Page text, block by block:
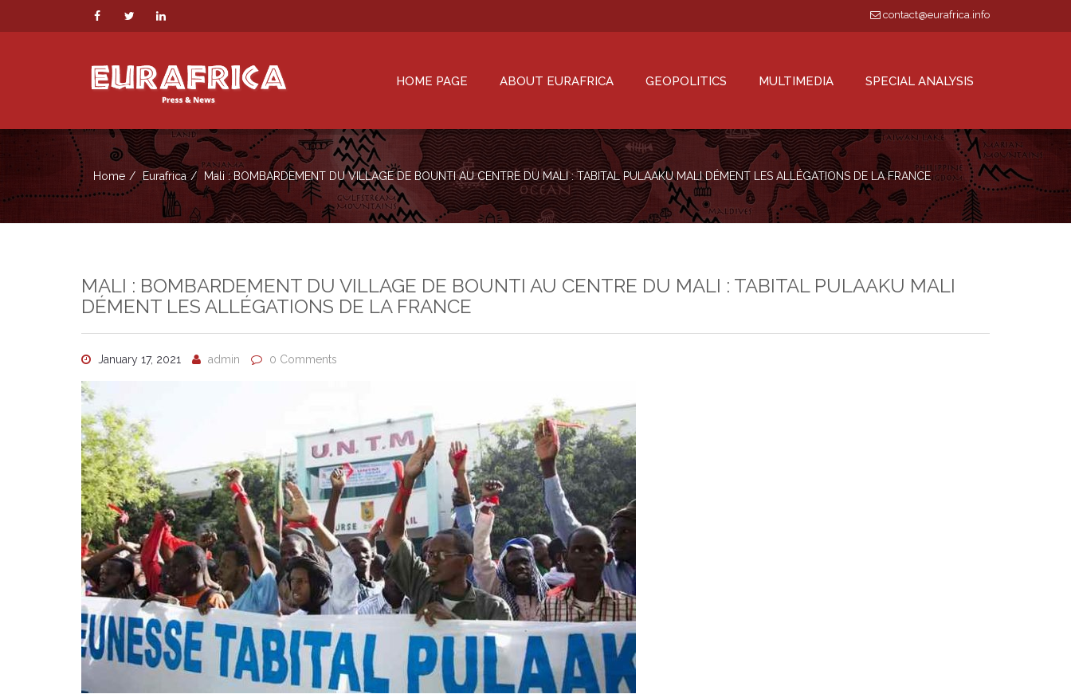
contact@eurafrica.info
HOME PAGE ABOUT EURAFRICA GEOPOLITICS MULTIMEDIA SPECIAL ANALYSIS
Home Eurafrica Mali : BOMBARDEMENT DU VILLAGE DE BOUNTI AU CENTRE DU MALI : TABITAL PULAAKU MALI DÉMENT LES ALLÉGATIONS DE LA FRANCE
MALI : BOMBARDEMENT DU VILLAGE DE BOUNTI AU CENTRE DU MALI : TABITAL PULAAKU MALI
DÉMENT LES ALLÉGATIONS DE LA FRANCE
January 17, 2021 admin 0 Comments